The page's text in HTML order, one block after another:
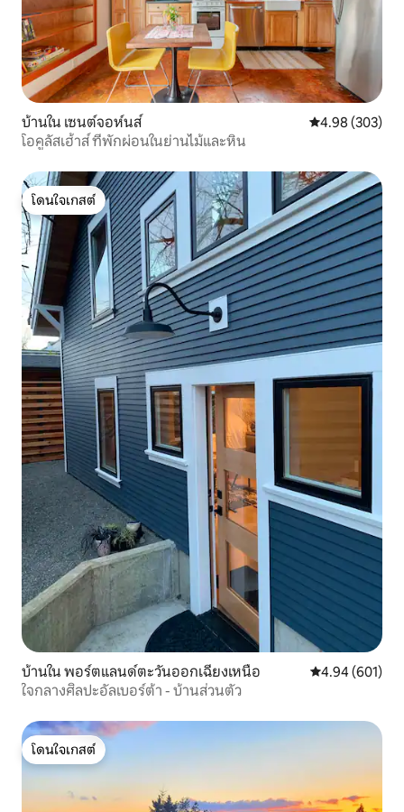
บ้านใน เซนต์จอห์นส์ คะแนนเฉลี่ย
4.98 (303)
โอคูลัสเฮ้าส์ ที่พักผ่อนในย่านไม้และหิน
โดนใจเกสต์
โดนใจเกสต์
บ้านใน พอร์ตแลนด์ตะวันออกเฉียงเหนือ คะแนนเฉลี่ย
4.94 (601)
ใจกลางศิลปะอัลเบอร์ต้า - บ้านส่วนตัว
โดนใจเกสต์
โดนใจเกสต์